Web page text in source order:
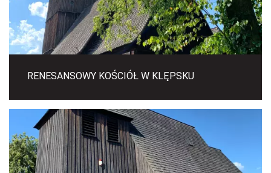
RENESANSOWY KOŚCIÓŁ W KLĘPSKU